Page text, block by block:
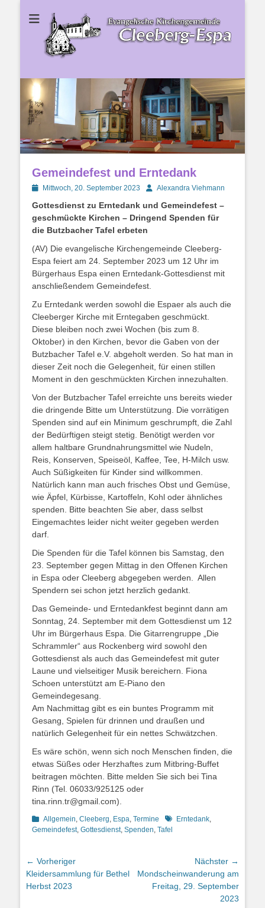
Ev.
Kirchengemeinde
Ev. Kirchengemeinde Cleeberg-Espa
Gemeindefest und Erntedank
PostedMittwoch, 20. September 2023 AutorAlexandra Viehmann
Gottesdienst zu Erntedank und Gemeindefest –
geschmückte Kirchen – Dringend Spenden für
die Butzbacher Tafel erbeten
(AV) Die evangelische Kirchengemeinde Cleeberg-
Espa feiert am 24. September 2023 um 12 Uhr im
Bürgerhaus Espa einen Erntedank-Gottesdienst mit
anschließendem Gemeindefest.
Zu Erntedank werden sowohl die Espaer als auch die
Cleeberger Kirche mit Erntegaben geschmückt.
Diese bleiben noch zwei Wochen (bis zum 8.
Oktober) in den Kirchen, bevor die Gaben von der
Butzbacher Tafel e.V. abgeholt werden. So hat man in
dieser Zeit noch die Gelegenheit, für einen stillen
Moment in den geschmückten Kirchen innezuhalten.
Von der Butzbacher Tafel erreichte uns bereits wieder
die dringende Bitte um Unterstützung. Die vorrätigen
Spenden sind auf ein Minimum geschrumpft, die Zahl
der Bedürftigen steigt stetig. Benötigt werden vor
allem haltbare Grundnahrungsmittel wie Nudeln,
Reis, Konserven, Speiseöl, Kaffee, Tee, H-Milch usw.
Auch Süßigkeiten für Kinder sind willkommen.
Natürlich kann man auch frisches Obst und Gemüse,
wie Äpfel, Kürbisse, Kartoffeln, Kohl oder ähnliches
spenden. Bitte beachten Sie aber, dass selbst
Eingemachtes leider nicht weiter gegeben werden
darf.
Die Spenden für die Tafel können bis Samstag, den
23. September gegen Mittag in den Offenen Kirchen
in Espa oder Cleeberg abgegeben werden. Allen
Spendern sei schon jetzt herzlich gedankt.
Das Gemeinde- und Erntedankfest beginnt dann am
Sonntag, 24. September mit dem Gottesdienst um 12
Uhr im Bürgerhaus Espa. Die Gitarrengruppe „Die
Schrammler“ aus Rockenberg wird sowohl den
Gottesdienst als auch das Gemeindefest mit guter
Laune und vielseitiger Musik bereichern. Fiona
Schoen unterstützt am E-Piano den
Gemeindegesang.
Am Nachmittag gibt es ein buntes Programm mit
Gesang, Spielen für drinnen und draußen und
natürlich Gelegenheit für ein nettes Schwätzchen.
Es wäre schön, wenn sich noch Menschen finden, die
etwas Süßes oder Herzhaftes zum Mitbring-Buffet
beitragen möchten. Bitte melden Sie sich bei Tina
Rinn (Tel. 06033/925125 oder
tina.rinn.tr@gmail.com).
Kategorien
Allgemein Cleeberg Espa Termine Schlagworte
Erntedank
Gemeindefest, Gottesdienst, Spenden Tafel
Beitragsnavigation
← Vorheriger
Vorheriger
Beitrag:
Kleidersammlung für Bethel
Herbst 2023
Nächster →
Nächster
Beitrag:
Mondscheinwanderung am
Freitag, 29. September
2023